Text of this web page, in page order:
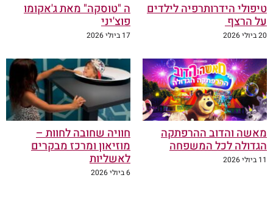
טיפולי הידרותרפיה לילדים
על הרצף
20 ביולי 2026
ה "טוסקה" מאת ג'אקומו
פוצ'יני
17 ביולי 2026
מאשה והדוב ההרפתקה
הגדולה לכל המשפחה
11 ביולי 2026
חוויה שחובה לחוות –
מוזיאון ומרכז מבקרים
לאשליות
6 ביולי 2026